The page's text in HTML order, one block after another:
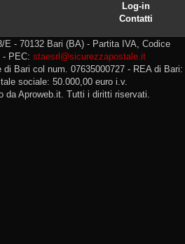
Log-in
Contatti
E - 70132 Bari (BA) - Partita IVA, Codice
- PEC: staesrl@sicurezzapostale.it
Bari col num. 07635000727 - REA di Bari:
sociale: 50.000,00 euro i.v.
da Aproweb.it. Tutti i diritti riservati.